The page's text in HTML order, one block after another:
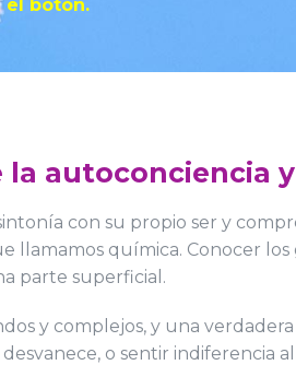
el botón.
autoconciencia
con su propio ser y
llamamos química. Conocer
parte superficial.
y complejos, y una
o sentir